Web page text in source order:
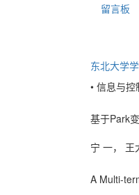
留言板
东北大学
• 信息与控
基于Park
宁 一，
A Multi-